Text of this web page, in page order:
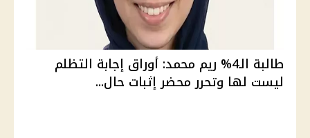
طالبة الـ4% ريم محمد: أوراق إجابة التظلم
ليست لها وتحرر محضر إثبات حال...